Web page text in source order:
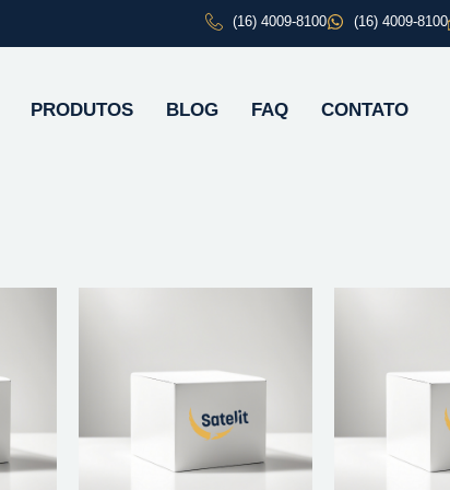
(16) 4009-8100 (16) 4009-8100
PRODUTOS BLOG FAQ CONTATO